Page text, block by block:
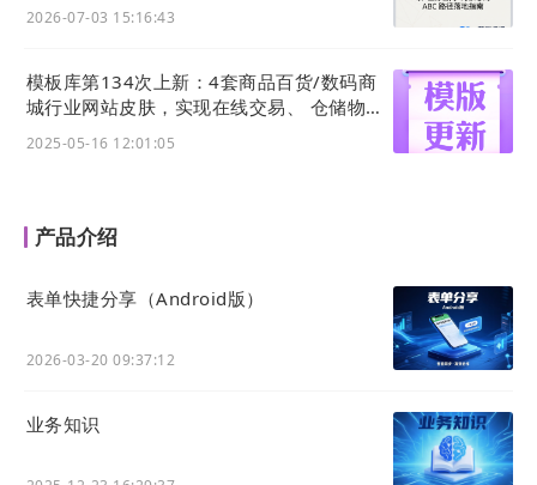
2026-07-03 15:16:43
模板库第134次上新：4套商品百货/数码商
城行业网站皮肤，实现在线交易、 仓储物
流、一件代发等功能应用
2025-05-16 12:01:05
产品介绍
表单快捷分享（Android版）
2026-03-20 09:37:12
业务知识